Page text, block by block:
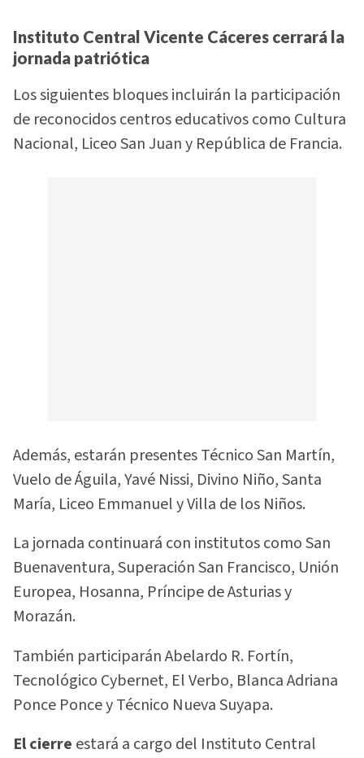
Instituto Central Vicente Cáceres cerrará la
jornada patriótica
Los siguientes bloques incluirán la participación
de reconocidos centros educativos como Cultura
Nacional, Liceo San Juan y República de Francia.
Además, estarán presentes Técnico San Martín,
Vuelo de Águila, Yavé Nissi, Divino Niño, Santa
María, Liceo Emmanuel y Villa de los Niños.
La jornada continuará con institutos como San
Buenaventura, Superación San Francisco, Unión
Europea, Hosanna, Príncipe de Asturias y
Morazán.
También participarán Abelardo R. Fortín,
Tecnológico Cybernet, El Verbo, Blanca Adriana
Ponce Ponce y Técnico Nueva Suyapa.
El cierre estará a cargo del Instituto Central